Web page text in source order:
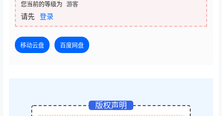
您当前的等级为 游客
请先 登录
移动云盘 百度网盘
版权声明